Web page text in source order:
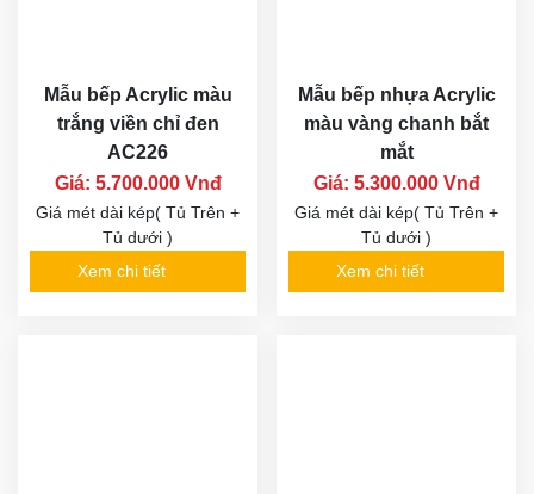
Mẫu bếp Acrylic màu
trắng viền chỉ đen
AC226
Giá: 5.700.000 Vnđ
Giá mét dài kép( Tủ Trên +
Tủ dưới )
Xem chi tiết
Mẫu bếp nhựa Acrylic
màu vàng chanh bắt
mắt
Giá: 5.300.000 Vnđ
Giá mét dài kép( Tủ Trên +
Tủ dưới )
Xem chi tiết